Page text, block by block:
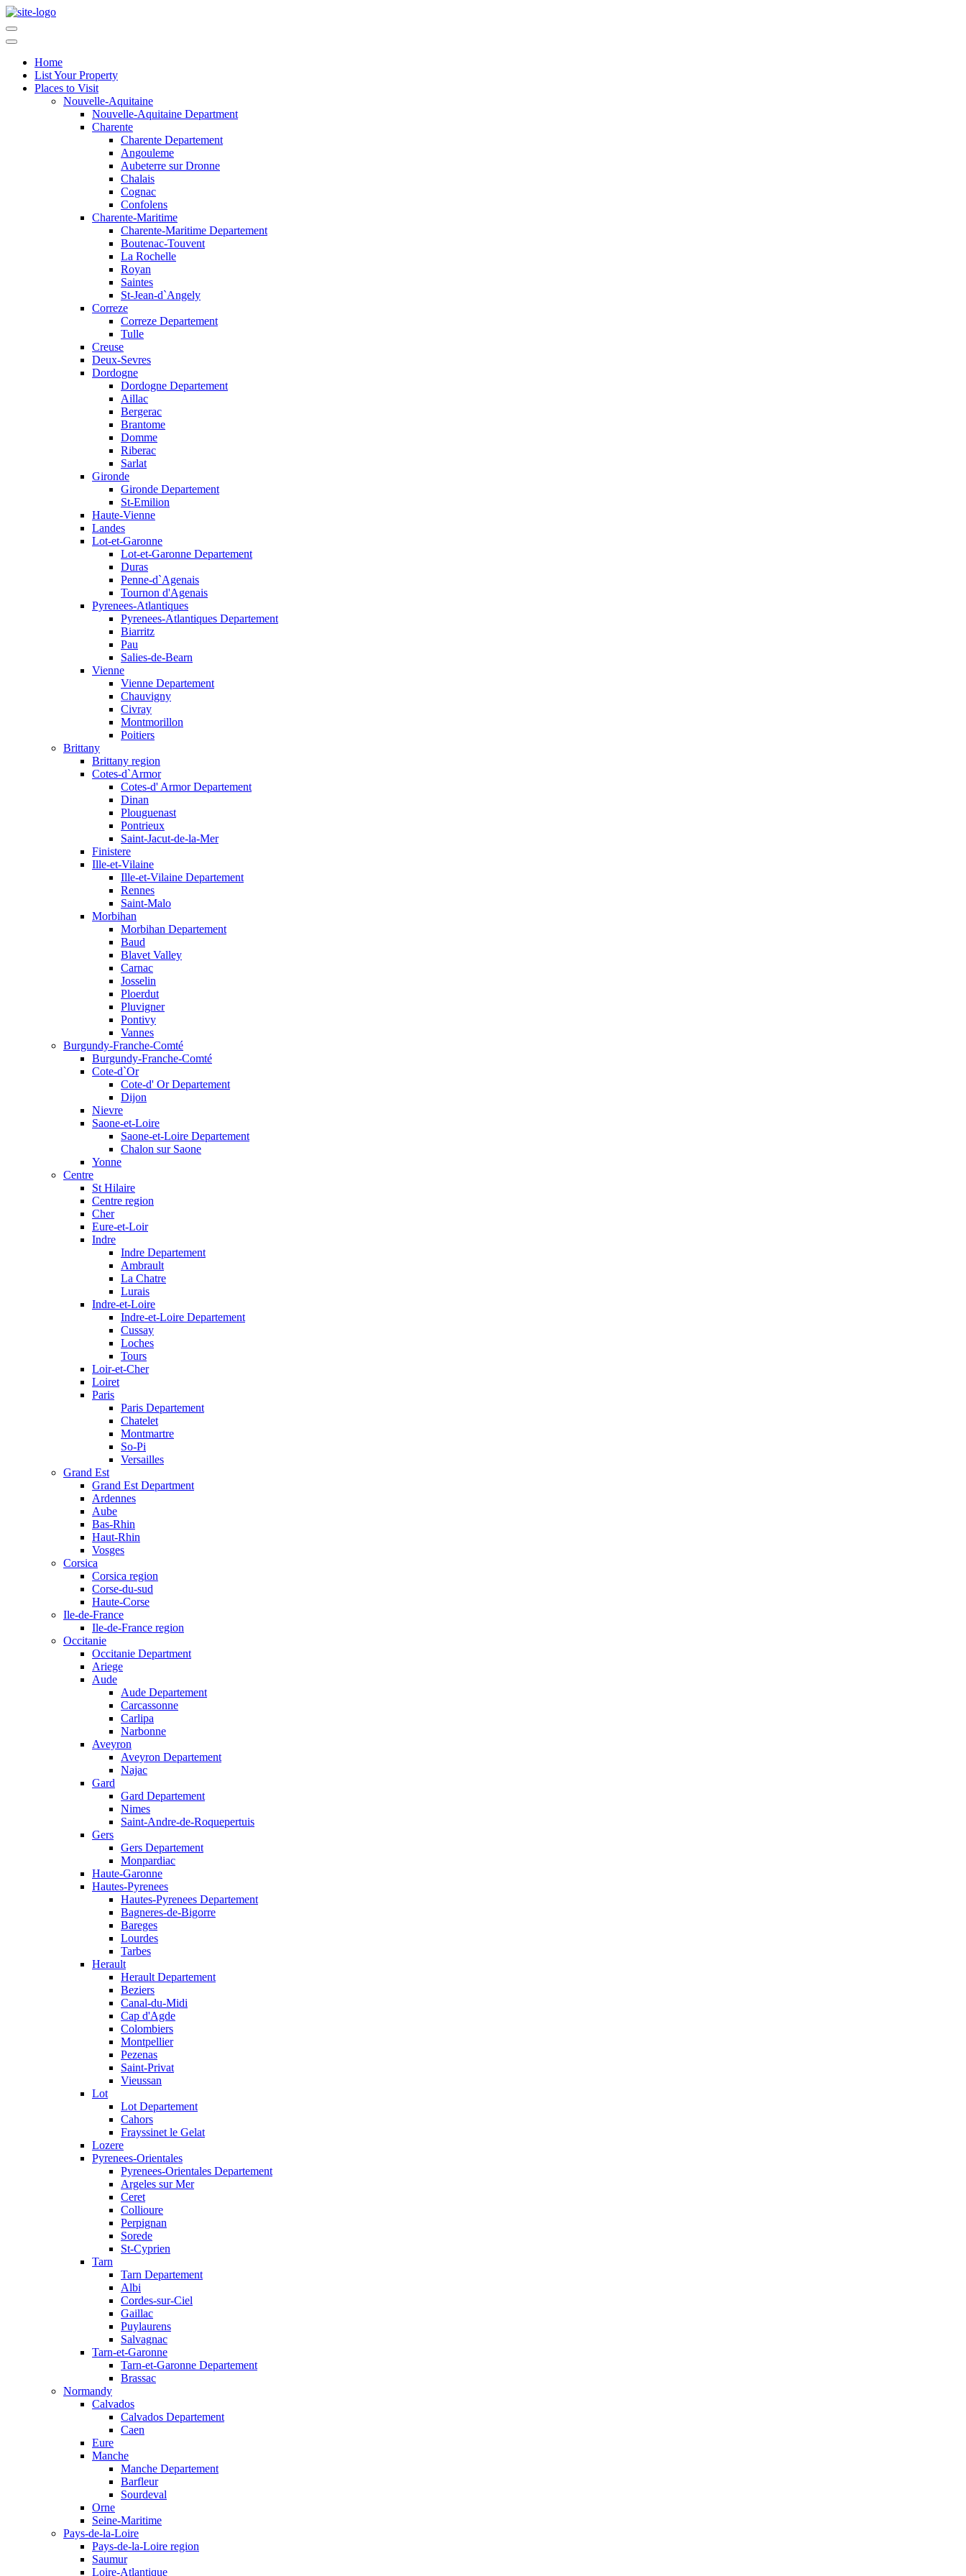
Home
List Your Property
Places to Visit
Nouvelle-Aquitaine
Nouvelle-Aquitaine Department
Charente
Charente Departement
Angouleme
Aubeterre sur Dronne
Chalais
Cognac
Confolens
Charente-Maritime
Charente-Maritime Departement
Boutenac-Touvent
La Rochelle
Royan
Saintes
St-Jean-d`Angely
Correze
Correze Departement
Tulle
Creuse
Deux-Sevres
Dordogne
Dordogne Departement
Aillac
Bergerac
Brantome
Domme
Riberac
Sarlat
Gironde
Gironde Departement
St-Emilion
Haute-Vienne
Landes
Lot-et-Garonne
Lot-et-Garonne Departement
Duras
Penne-d`Agenais
Tournon d'Agenais
Pyrenees-Atlantiques
Pyrenees-Atlantiques Departement
Biarritz
Pau
Salies-de-Bearn
Vienne
Vienne Departement
Chauvigny
Civray
Montmorillon
Poitiers
Brittany
Brittany region
Cotes-d`Armor
Cotes-d' Armor Departement
Dinan
Plouguenast
Pontrieux
Saint-Jacut-de-la-Mer
Finistere
Ille-et-Vilaine
Ille-et-Vilaine Departement
Rennes
Saint-Malo
Morbihan
Morbihan Departement
Baud
Blavet Valley
Carnac
Josselin
Ploerdut
Pluvigner
Pontivy
Vannes
Burgundy-Franche-Comté
Burgundy-Franche-Comté
Cote-d`Or
Cote-d' Or Departement
Dijon
Nievre
Saone-et-Loire
Saone-et-Loire Departement
Chalon sur Saone
Yonne
Centre
St Hilaire
Centre region
Cher
Eure-et-Loir
Indre
Indre Departement
Ambrault
La Chatre
Lurais
Indre-et-Loire
Indre-et-Loire Departement
Cussay
Loches
Tours
Loir-et-Cher
Loiret
Paris
Paris Departement
Chatelet
Montmartre
So-Pi
Versailles
Grand Est
Grand Est Department
Ardennes
Aube
Bas-Rhin
Haut-Rhin
Vosges
Corsica
Corsica region
Corse-du-sud
Haute-Corse
Ile-de-France
Ile-de-France region
Occitanie
Occitanie Department
Ariege
Aude
Aude Departement
Carcassonne
Carlipa
Narbonne
Aveyron
Aveyron Departement
Najac
Gard
Gard Departement
Nimes
Saint-Andre-de-Roquepertuis
Gers
Gers Departement
Monpardiac
Haute-Garonne
Hautes-Pyrenees
Hautes-Pyrenees Departement
Bagneres-de-Bigorre
Bareges
Lourdes
Tarbes
Herault
Herault Departement
Beziers
Canal-du-Midi
Cap d'Agde
Colombiers
Montpellier
Pezenas
Saint-Privat
Vieussan
Lot
Lot Departement
Cahors
Frayssinet le Gelat
Lozere
Pyrenees-Orientales
Pyrenees-Orientales Departement
Argeles sur Mer
Ceret
Collioure
Perpignan
Sorede
St-Cyprien
Tarn
Tarn Departement
Albi
Cordes-sur-Ciel
Gaillac
Puylaurens
Salvagnac
Tarn-et-Garonne
Tarn-et-Garonne Departement
Brassac
Normandy
Calvados
Calvados Departement
Caen
Eure
Manche
Manche Departement
Barfleur
Sourdeval
Orne
Seine-Maritime
Pays-de-la-Loire
Pays-de-la-Loire region
Saumur
Loire-Atlantique